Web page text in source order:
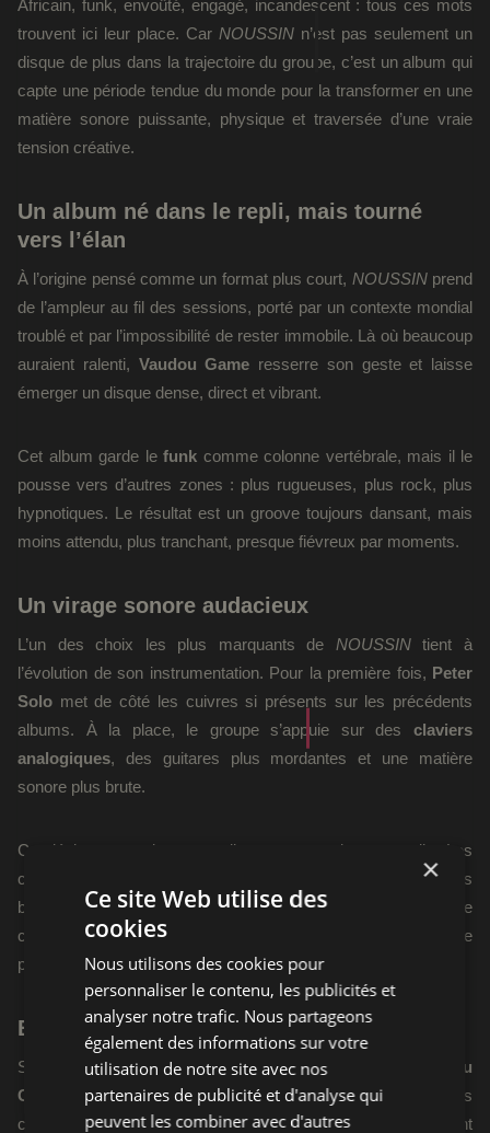
Africain, funk, envoûté, engagé, incandescent : tous ces mots
trouvent ici leur place. Car NOUSSIN n’est pas seulement un
disque de plus dans la trajectoire du groupe, c’est un album qui
capte une période tendue du monde pour la transformer en une
matière sonore puissante, physique et traversée d’une vraie
tension créative.
Un album né dans le repli, mais tourné
vers l’élan
À l’origine pensé comme un format plus court, NOUSSINprend
de l’ampleur au fil des sessions, porté par un contexte mondial
troublé et par l’impossibilité de rester immobile. Là où beaucoup
auraient ralenti, Vaudou Game resserre son geste et laisse
émerger un disque dense, direct et vibrant.
Cet album garde le funk comme colonne vertébrale, mais il le
pousse vers d’autres zones : plus rugueuses, plus rock, plus
hypnotiques. Le résultat est un groove toujours dansant, mais
moins attendu, plus tranchant, presque fiévreux par moments.
Un virage sonore audacieux
L’un des choix les plus marquants de NOUSSINtient à
l’évolution de son instrumentation. Pour la première fois, Peter
Solo met de côté les cuivres si présents sur les précédents
albums. À la place, le groupe s’appuie sur des claviers
analogiques, des guitares plus mordantes et une matière
sonore plus brute.
Ce déplacement donne au disque une couleur nouvelle. Les
cocottes nerveuses, les nappes psychédéliques, les claviers
bondissants et le grain analogique renforcent encore le
caractère organique de l’ensemble.
respire, grince
parfois, chauffe souvent, mais ne lisse jamais son propos.
Entre Togo, Londres et liberté totale
Si la dimension vaudou et les racines togolaises de
Vaudou
Game
restent centrales, ce disque laisse aussi apparaître plus
clairement certaines influences venues d’ailleurs, notamment
×
Ce site Web utilise des
cookies
Nous utilisons des cookies pour
personnaliser le contenu, les publicités et
analyser notre trafic. Nous partageons
également des informations sur votre
utilisation de notre site avec nos
partenaires de publicité et d'analyse qui
peuvent les combiner avec d'autres